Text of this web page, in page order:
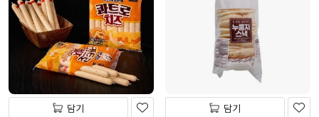
담기 담기